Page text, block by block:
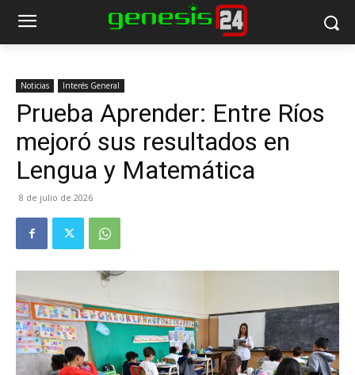
Noticias Interés General
Prueba Aprender: Entre Ríos
mejoró sus resultados en
Lengua y Matemática
8 de julio de 2026